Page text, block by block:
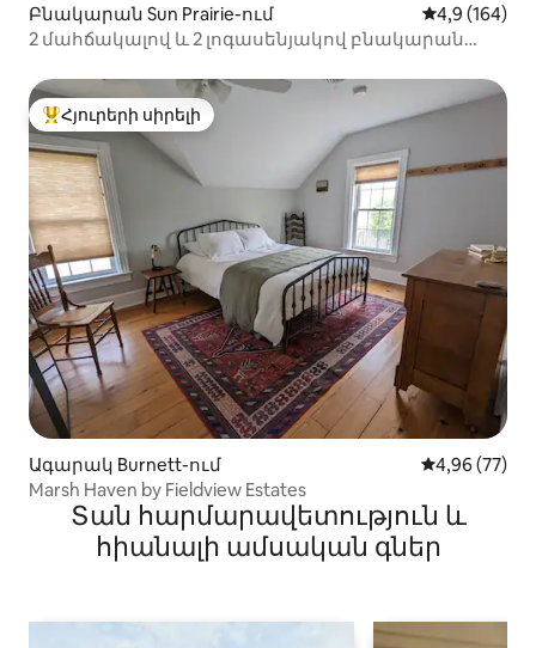
Բնակարան Sun Prairie-ում Միջին
4,9 (164)
2 մահճակալով և 2 լոգասենյակով բնակարան
Հյուրերի սիրելի լավագույն տները
Հյուրերի սիրելի
Ագարակ Burnett-ում Միջին
4,96 (77)
Marsh Haven by Fieldview Estates
Տան հարմարավետություն և
հիանալի ամսական գներ